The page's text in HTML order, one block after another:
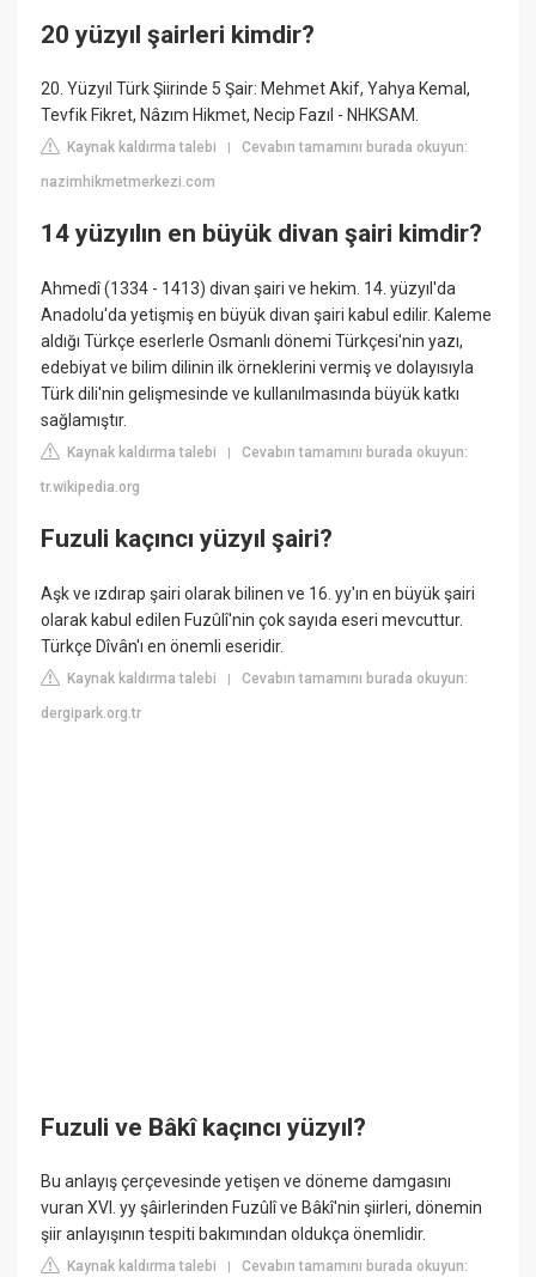
20 yüzyıl şairleri kimdir?
20. Yüzyıl Türk Şiirinde 5 Şair: Mehmet Akif, Yahya Kemal,
Tevfik Fikret, Nâzım Hikmet, Necip Fazıl - NHKSAM.
Kaynak kaldırma talebi |Cevabın tamamını burada okuyun:
nazimhikmetmerkezi.com
14 yüzyılın en büyük divan şairi kimdir?
Ahmedî (1334 - 1413) divan şairi ve hekim. 14. yüzyıl'da
Anadolu'da yetişmiş en büyük divan şairi kabul edilir. Kaleme
aldığı Türkçe eserlerle Osmanlı dönemi Türkçesi'nin yazı,
edebiyat ve bilim dilinin ilk örneklerini vermiş ve dolayısıyla
Türk dili'nin gelişmesinde ve kullanılmasında büyük katkı
sağlamıştır.
Kaynak kaldırma talebi |Cevabın tamamını burada okuyun:
tr.wikipedia.org
Fuzuli kaçıncı yüzyıl şairi?
Aşk ve ızdırap şairi olarak bilinen ve 16. yy'ın en büyük şairi
olarak kabul edilen Fuzûlî'nin çok sayıda eseri mevcuttur.
Türkçe Dîvân'ı en önemli eseridir.
Kaynak kaldırma talebi |Cevabın tamamını burada okuyun:
dergipark.org.tr
Fuzuli ve Bâkî kaçıncı yüzyıl?
Bu anlayış çerçevesinde yetişen ve döneme damgasını
vuran XVI. yy şâirlerinden Fuzûlî ve Bâkî'nin şiirleri, dönemin
şiir anlayışının tespiti bakımından oldukça önemlidir.
Kaynak kaldırma talebi |Cevabın tamamını burada okuyun: